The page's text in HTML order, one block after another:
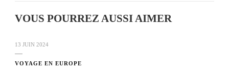
VOUS POURREZ AUSSI AIMER
13 JUIN 2024
VOYAGE EN EUROPE